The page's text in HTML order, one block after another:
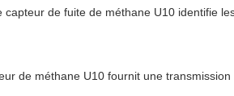
de fuite de méthane U10 identifie
de méthane U10 fournit une